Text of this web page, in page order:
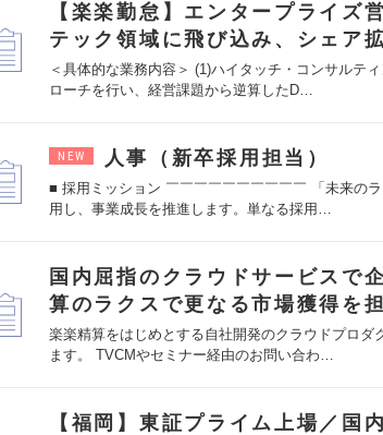
【楽楽勤怠】エンタープライズ
テック領域に飛び込み、シェア
＜具体的な業務内容＞ (1)ハイタッチ・コンサルテ
ローチを行い、経営課題から逆算したD…
NEW 人事（新卒採用担当）
■ 採用ミッション ￣￣￣￣￣￣￣￣￣￣ 「未来の
用し、事業成長を推進します。単なる採用…
国内屈指のクラウドサービスで
算のラクスで更なる市場獲得を
楽楽精算をはじめとする自社開発のクラウドプロダ
ます。 TVCMやセミナー経由のお問い合わ…
【福岡】東証プライム上場／国